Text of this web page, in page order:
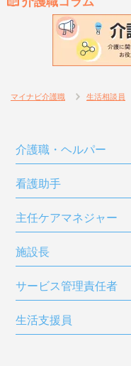
マイナビ介護職 生活相談員
介護職・ヘルパー
看護助手
主任ケアマネジャー
施設長
サービス管理責任者
生活支援員